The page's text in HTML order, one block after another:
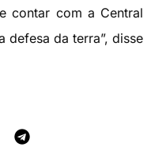
contar com a Central
defesa da terra”, disse